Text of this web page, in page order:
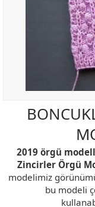
2019 örgü
Zincirler Örgü
modelimiz
bu modeli